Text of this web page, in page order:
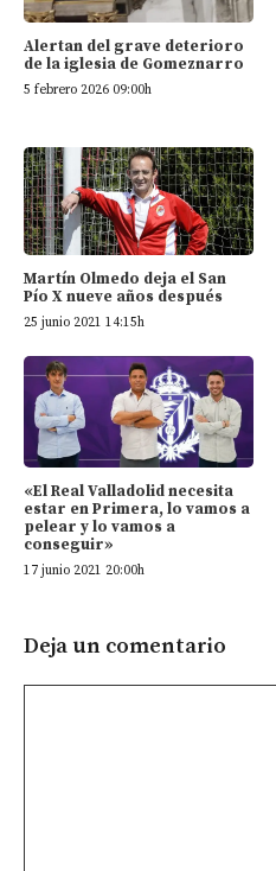
Alertan del grave deterioro
de la iglesia de Gomeznarro
5 febrero 2026 09:00h
Martín Olmedo deja el San
Pío X nueve años después
25 junio 2021 14:15h
«El Real Valladolid necesita
estar en Primera, lo vamos a
pelear y lo vamos a
conseguir»
17 junio 2021 20:00h
Deja un comentario